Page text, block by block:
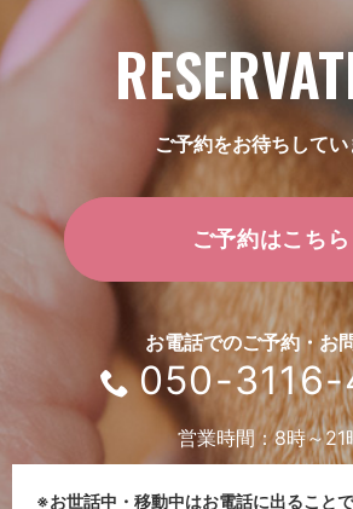
ご予約をお待ちして
ご予約はこちら
お電話でのご予約・お
050-3116-
営業時間：8時～21
※お世話中・移動中はお電話に出ることで